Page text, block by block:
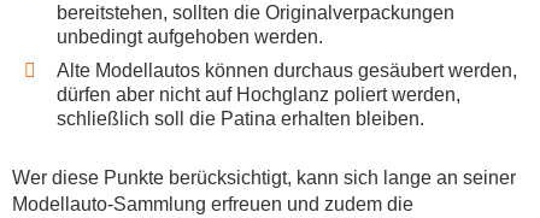
bereitstehen, sollten die Originalverpackungen
unbedingt aufgehoben werden.
Alte Modellautos können durchaus gesäubert werden,
dürfen aber nicht auf Hochglanz poliert werden,
schließlich soll die Patina erhalten bleiben.
Wer diese Punkte berücksichtigt, kann sich lange an seiner
Modellauto-Sammlung erfreuen und zudem die